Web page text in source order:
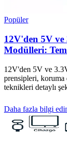
Popüler
12V'den 5V
Modülleri:
12V'den 5V ve
prensipleri, koruma
teknikleri detaylı
Daha fazla bilgi